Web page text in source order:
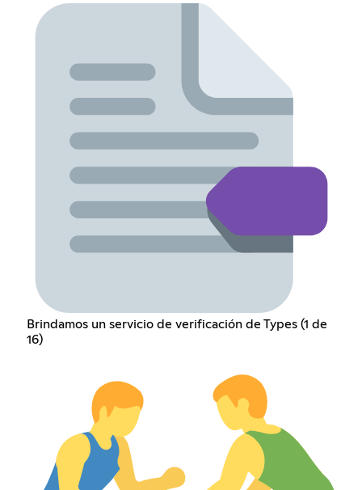
Brindamos un servicio de verificación de Types (1 de
16)